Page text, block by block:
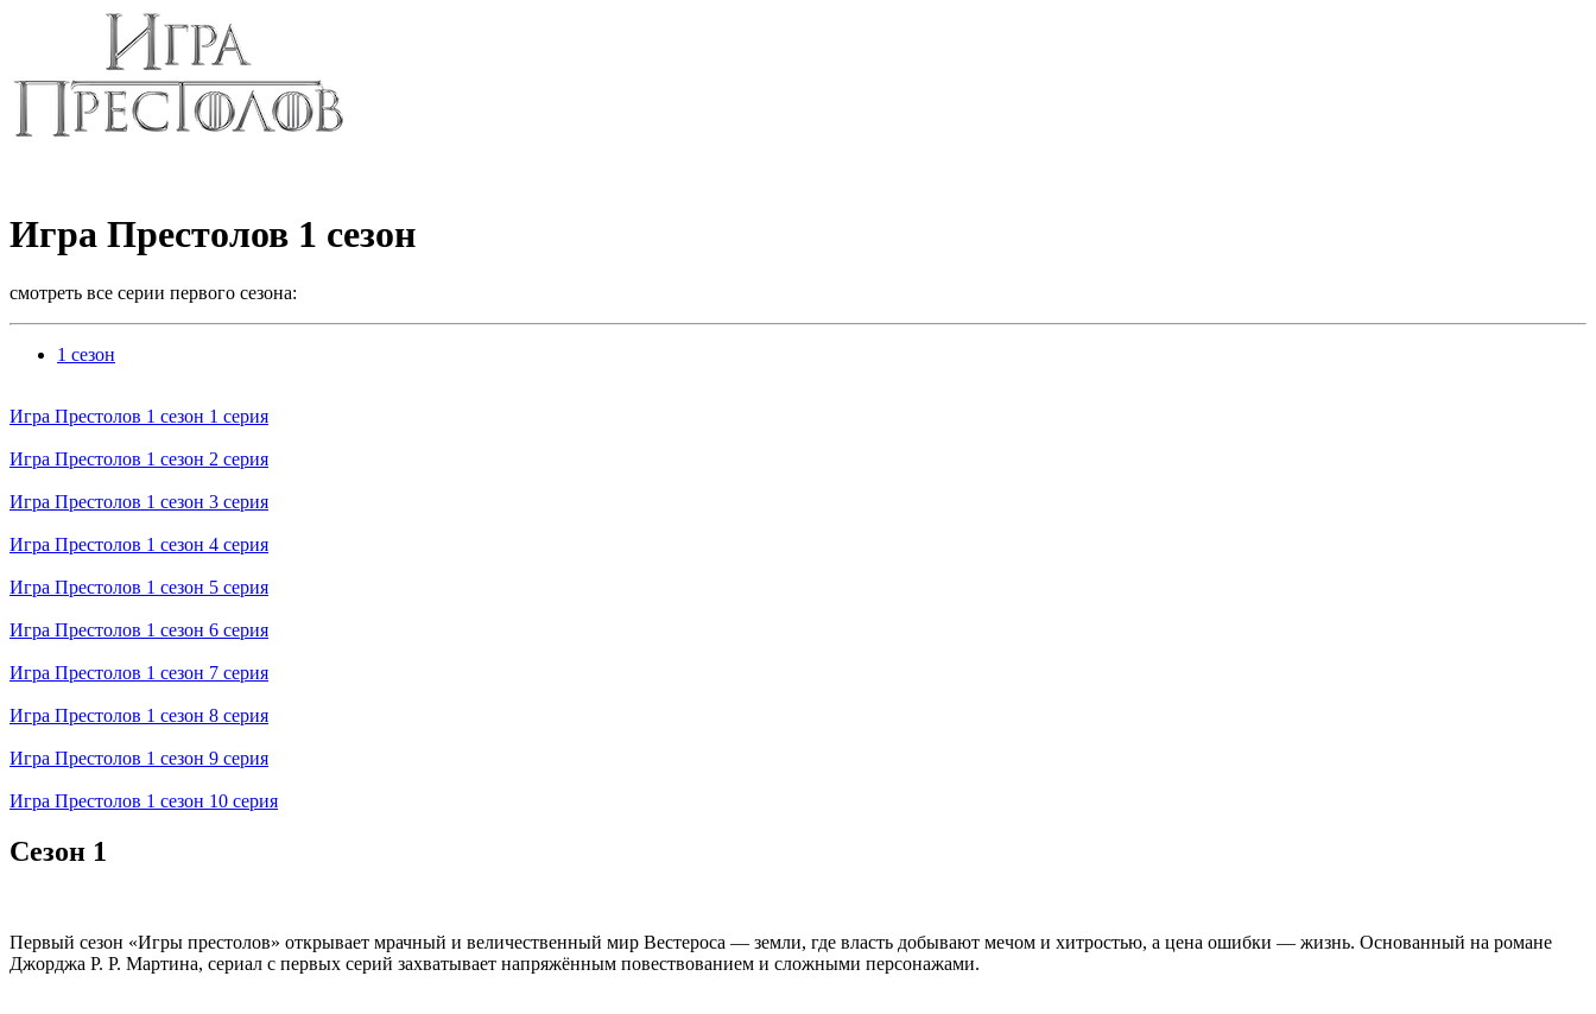
Игра Престолов 1 сезон
смотреть все серии первого сезона:
1 сезон
Игра Престолов 1 cезон 1 cерия
Игра Престолов 1 cезон 2 cерия
Игра Престолов 1 cезон 3 cерия
Игра Престолов 1 cезон 4 cерия
Игра Престолов 1 cезон 5 cерия
Игра Престолов 1 cезон 6 cерия
Игра Престолов 1 cезон 7 cерия
Игра Престолов 1 cезон 8 cерия
Игра Престолов 1 cезон 9 cерия
Игра Престолов 1 cезон 10 cерия
Сезон 1
Первый сезон «Игры престолов» открывает мрачный и величественный мир Вестероса — земли, где власть добывают мечом и хитростью, а цена ошибки — жизнь. Основанный на романе
Джорджа Р. Р. Мартина, сериал с первых серий захватывает напряжённым повествованием и сложными персонажами.